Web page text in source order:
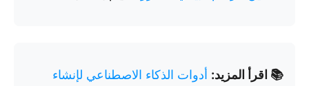
📚 اقرأ المزيد: أدوات الذكاء الاصطناعي لإنشاء